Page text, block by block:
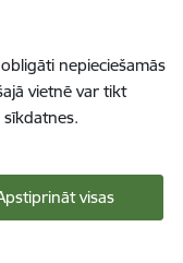
nepieciešamās
vietnē var tikt
visas